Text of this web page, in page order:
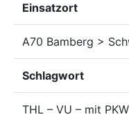
Einsatzort
A70 Bamberg >
Schlagwort
THL – VU – mit PKW